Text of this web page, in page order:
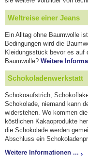
Weltreise einer Jeans
Ein Alltag ohne Baumwolle
Bedingungen wird die
Kleidungsstück bevor es auf
Baumwolle? Weitere
Schokoladenwerkstatt
Schokoaufstrich,
Schokolade, niemand kann
widerstehen. Wo kommen
köstlichen Kakaoprodukte
die Schokolade werden
Abschluss ein
Weitere Informationen ...